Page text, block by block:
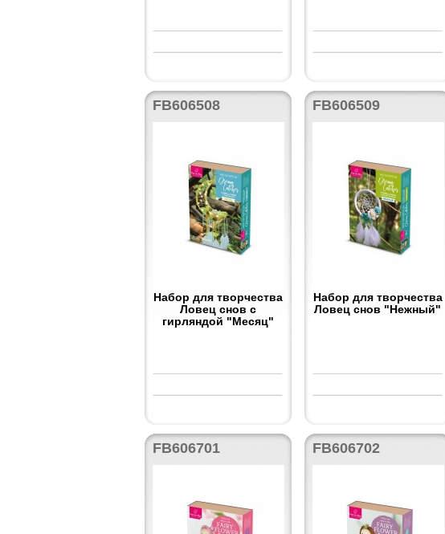
FB606508
Набор для творчества
Ловец снов с
гирляндой "Месяц"
FB606509
Набор для творчества
Ловец снов "Нежный"
FB606701 FB606702